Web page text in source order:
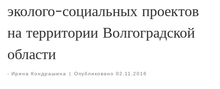
эколого-социальных проектов
на территории Волгоградской
области
- Ирина Кондрашина | Опубликовано02.11.2016